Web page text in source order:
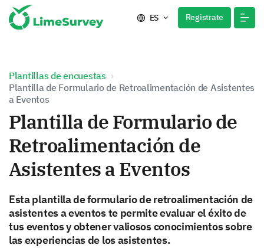
ES Registrate
Plantillas de encuestas
Plantilla de Formulario de Retroalimentación de Asistentes
a Eventos
Plantilla de Formulario de
Retroalimentación de
Asistentes a Eventos
Esta plantilla de formulario de retroalimentación de
asistentes a eventos te permite evaluar el éxito de
tus eventos y obtener valiosos conocimientos sobre
las experiencias de los asistentes.